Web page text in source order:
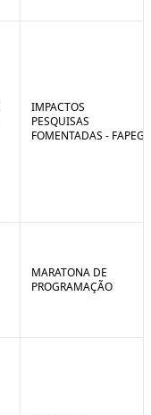
IMPACTOS
PESQUISAS
FOMENTADAS - FAPEG
MARATONA DE
PROGRAMAÇÃO